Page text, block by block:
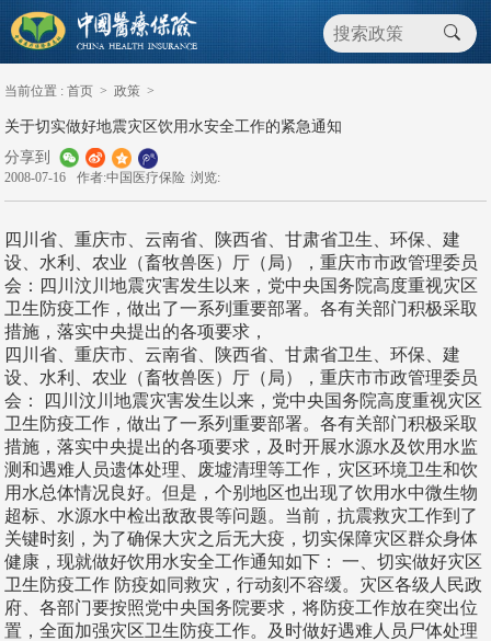
当前位置 : 首页 > 政策 >
关于切实做好地震灾区饮用水安全工作的紧急通知
分享到
2008-07-16 作者:中国医疗保险 浏览:
四川省、重庆市、云南省、陕西省、甘肃省卫生、环保、建
设、水利、农业（畜牧兽医）厅（局），重庆市市政管理委员
会：四川汶川地震灾害发生以来，党中央国务院高度重视灾区
卫生防疫工作，做出了一系列重要部署。各有关部门积极采取
措施，落实中央提出的各项要求，
四川省、重庆市、云南省、陕西省、甘肃省卫生、环保、建
设、水利、农业（畜牧兽医）厅（局），重庆市市政管理委员
会： 四川汶川地震灾害发生以来，党中央国务院高度重视灾区
卫生防疫工作，做出了一系列重要部署。各有关部门积极采取
措施，落实中央提出的各项要求，及时开展水源水及饮用水监
测和遇难人员遗体处理、废墟清理等工作，灾区环境卫生和饮
用水总体情况良好。但是，个别地区也出现了饮用水中微生物
超标、水源水中检出敌敌畏等问题。当前，抗震救灾工作到了
关键时刻，为了确保大灾之后无大疫，切实保障灾区群众身体
健康，现就做好饮用水安全工作通知如下： 一、切实做好灾区
卫生防疫工作 防疫如同救灾，行动刻不容缓。灾区各级人民政
府、各部门要按照党中央国务院要求，将防疫工作放在突出位
置，全面加强灾区卫生防疫工作。及时做好遇难人员尸体处理